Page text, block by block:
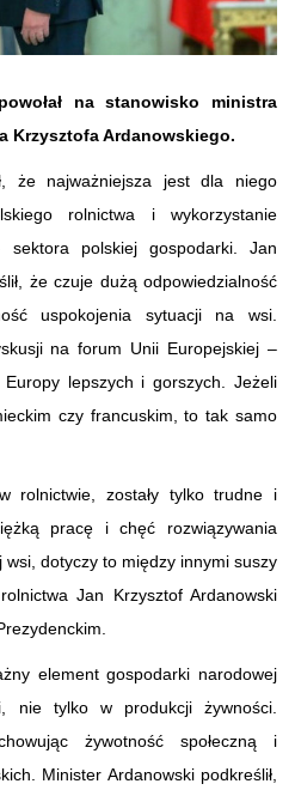
na stanowisko ministra
Krzysztofa Ardanowskiego.
że najważniejsza jest dla niego
rolnictwa i wykorzystanie
sektora polskiej gospodarki. Jan
że czuje dużą odpowiedzialność
uspokojenia sytuacji na wsi.
na forum Unii Europejskiej –
lepszych i gorszych. Jeżeli
czy francuskim, to tak samo
rolnictwie, zostały tylko trudne i
pracę i chęć rozwiązywania
dotyczy to między innymi suszy
Jan Krzysztof Ardanowski
element gospodarki narodowej
nie tylko w produkcji żywności.
żywotność społeczną i
Minister Ardanowski podkreślił,